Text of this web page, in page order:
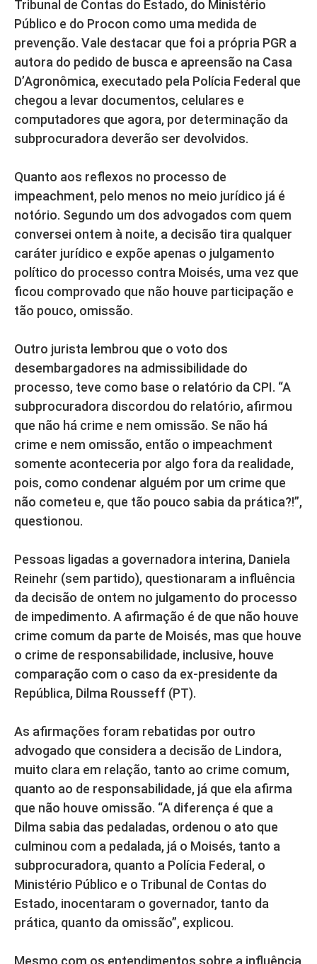
Tribunal de Contas do Estado, do Ministério
Público e do Procon como uma medida de
prevenção. Vale destacar que foi a própria PGR a
autora do pedido de busca e apreensão na Casa
D’Agronômica, executado pela Polícia Federal que
chegou a levar documentos, celulares e
computadores que agora, por determinação da
subprocuradora deverão ser devolvidos.
Quanto aos reflexos no processo de
impeachment, pelo menos no meio jurídico já é
notório. Segundo um dos advogados com quem
conversei ontem à noite, a decisão tira qualquer
caráter jurídico e expõe apenas o julgamento
político do processo contra Moisés, uma vez que
ficou comprovado que não houve participação e
tão pouco, omissão.
Outro jurista lembrou que o voto dos
desembargadores na admissibilidade do
processo, teve como base o relatório da CPI. “A
subprocuradora discordou do relatório, afirmou
que não há crime e nem omissão. Se não há
crime e nem omissão, então o impeachment
somente aconteceria por algo fora da realidade,
pois, como condenar alguém por um crime que
não cometeu e, que tão pouco sabia da prática?!”,
questionou.
Pessoas ligadas a governadora interina, Daniela
Reinehr (sem partido), questionaram a influência
da decisão de ontem no julgamento do processo
de impedimento. A afirmação é de que não houve
crime comum da parte de Moisés, mas que houve
o crime de responsabilidade, inclusive, houve
comparação com o caso da ex-presidente da
República, Dilma Rousseff (PT).
As afirmações foram rebatidas por outro
advogado que considera a decisão de Lindora,
muito clara em relação, tanto ao crime comum,
quanto ao de responsabilidade, já que ela afirma
que não houve omissão. “A diferença é que a
Dilma sabia das pedaladas, ordenou o ato que
culminou com a pedalada, já o Moisés, tanto a
subprocuradora, quanto a Polícia Federal, o
Ministério Público e o Tribunal de Contas do
Estado, inocentaram o governador, tanto da
prática, quanto da omissão”, explicou.
Mesmo com os entendimentos sobre a influência